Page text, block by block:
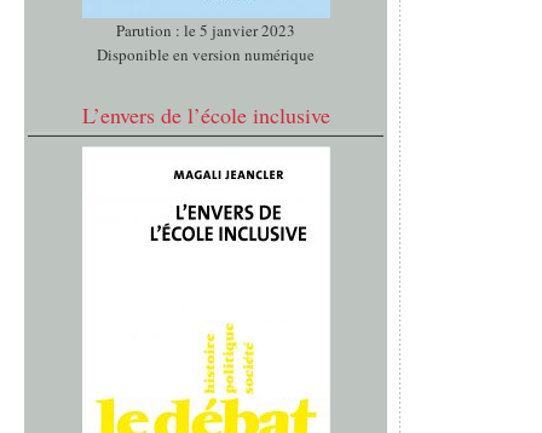
Parution : le 5 janvier 2023
Disponible en version numérique
L’envers de l’école inclusive